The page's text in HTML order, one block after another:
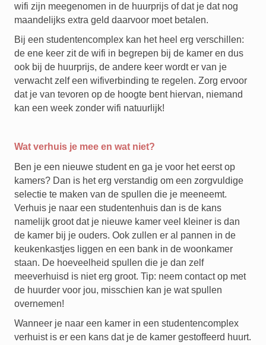
wifi zijn meegenomen in de huurprijs of dat je dat nog
maandelijks extra geld daarvoor moet betalen.
Bij een studentencomplex kan het heel erg verschillen:
de ene keer zit de wifi in begrepen bij de kamer en dus
ook bij de huurprijs, de andere keer wordt er van je
verwacht zelf een wifiverbinding te regelen. Zorg ervoor
dat je van tevoren op de hoogte bent hiervan, niemand
kan een week zonder wifi natuurlijk!
Wat verhuis je mee en wat niet?
Ben je een nieuwe student en ga je voor het eerst op
kamers? Dan is het erg verstandig om een zorgvuldige
selectie te maken van de spullen die je meeneemt.
Verhuis je naar een studentenhuis dan is de kans
namelijk groot dat je nieuwe kamer veel kleiner is dan
de kamer bij je ouders. Ook zullen er al pannen in de
keukenkastjes liggen en een bank in de woonkamer
staan. De hoeveelheid spullen die je dan zelf
meeverhuisd is niet erg groot. Tip: neem contact op met
de huurder voor jou, misschien kan je wat spullen
overnemen!
Wanneer je naar een kamer in een studentencomplex
verhuist is er een kans dat je de kamer gestoffeerd huurt.